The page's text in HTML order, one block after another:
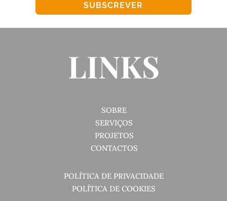
SUBSCREVER
LINKS
SOBRE
SERVIÇOS
PROJETOS
CONTACTOS
POLÍTICA DE PRIVACIDADE
POLÍTICA DE COOKIES